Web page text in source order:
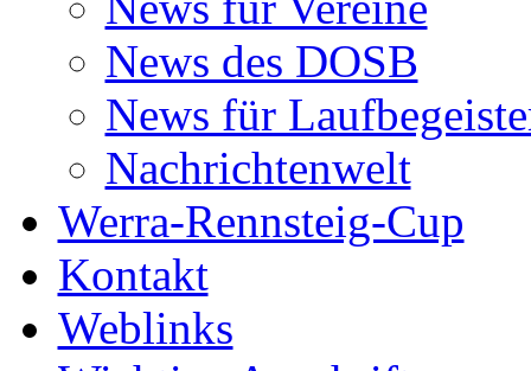
News des DOSB
News für
Nachrichtenwelt
Werra-Rennsteig-Cup
Kontakt
Weblinks